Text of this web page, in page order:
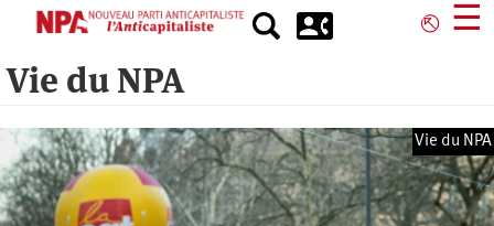
principal
⎋ ☰
Vie du NPA
Vie du NPA